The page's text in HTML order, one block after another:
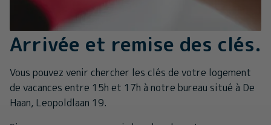
Arrivée et remise des clés.
Vous pouvez venir chercher les clés de votre logement
de vacances entre 15h et 17h à notre bureau situé à De
Haan, Leopoldlaan 19.